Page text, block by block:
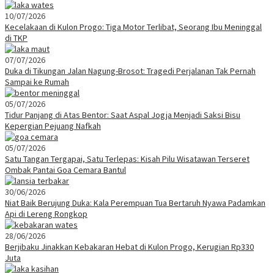
10/07/2026
Kecelakaan di Kulon Progo: Tiga Motor Terlibat, Seorang Ibu Meninggal
di TKP
07/07/2026
Duka di Tikungan Jalan Nagung-Brosot: Tragedi Perjalanan Tak Pernah
Sampai ke Rumah
05/07/2026
Tidur Panjang di Atas Bentor: Saat Aspal Jogja Menjadi Saksi Bisu
Kepergian Pejuang Nafkah
05/07/2026
Satu Tangan Tergapai, Satu Terlepas: Kisah Pilu Wisatawan Terseret
Ombak Pantai Goa Cemara Bantul
30/06/2026
Niat Baik Berujung Duka: Kala Perempuan Tua Bertaruh Nyawa Padamkan
Api di Lereng Rongkop
28/06/2026
Berjibaku Jinakkan Kebakaran Hebat di Kulon Progo, Kerugian Rp330
Juta